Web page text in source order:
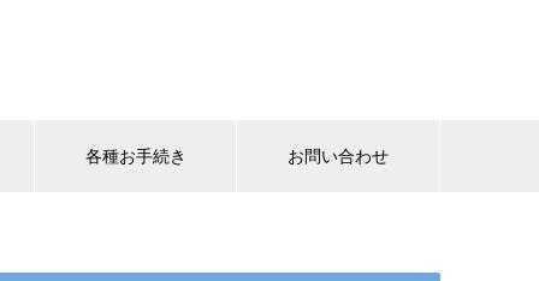
各種お手続き お問い合わせ